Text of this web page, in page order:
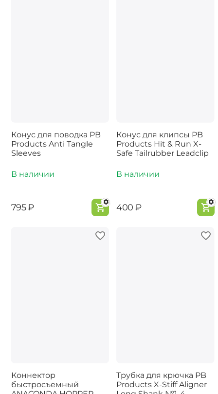
Конус для поводка PB
Products Anti Tangle
Sleeves
В наличии
‍795‍₽
Конус для клипсы PB
Products Hit & Run X-
Safe Tailrubber Leadclip
В наличии
‍400‍ ₽
Коннектор
быстросъемный
Трубка для крючка PB
Products X-Stiff Aligner